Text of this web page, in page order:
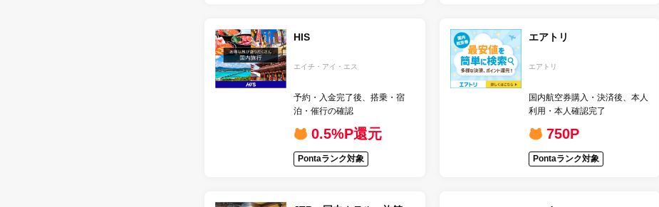
HIS
エイチ・アイ・エス
予約・入金完了後、搭乗・宿
泊・催行の確認
0.5%P還元
Pontaランク対象
エアトリ
エアトリ
国内航空券購入・決済後、本人
利用・本人確認完了
750P
Pontaランク対象